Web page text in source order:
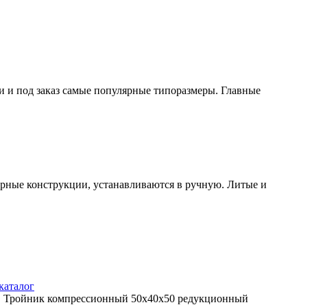
под заказ самые популярные типоразмеры. Главные
конструкции, устанавливаются в ручную. Литые и
Тройник компрессионный 50х40х50 редукционный